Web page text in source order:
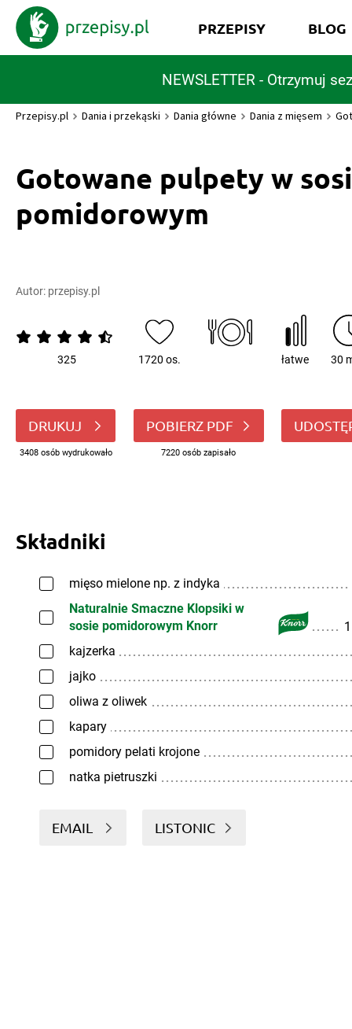
NEWSLETTER - Otrzymuj
PRZEPISY BLOG
Przepisy.pl Dania i przekąski Dania główne Dania z mięsem
Gotowane pulpety w
pomidorowym
Autor: przepisy.pl
325 1720 os. łatwe 30
DRUKUJ
3408 osób wydrukowało
POBIERZ PDF
7220 osób zapisało
Składniki
mięso mielone np. z indyka
Naturalnie Smaczne Klopsiki w
sosie pomidorowym Knorr
kajzerka
jajko
oliwa z oliwek
kapary
pomidory pelati krojone
natka pietruszki
EMAIL LISTONIC